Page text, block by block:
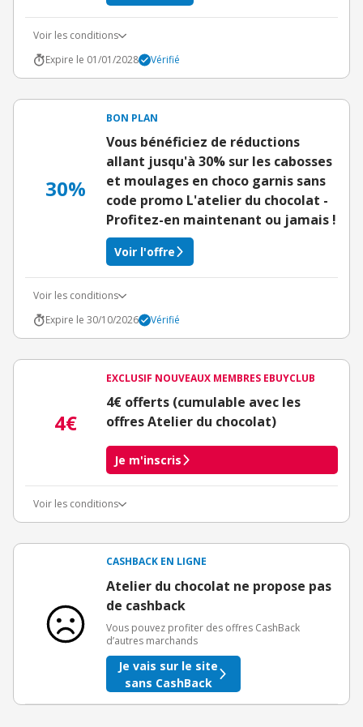
Voir les conditions
Expire le 01/01/2028
Vérifié
30%
BON PLAN
Vous bénéficiez de réductions
allant jusqu'à 30% sur les cabosses
et moulages en choco garnis sans
code promo L'atelier du chocolat -
Profitez-en maintenant ou jamais !
Voir l'offre
Voir les conditions
Expire le 30/10/2026
Vérifié
4€
EXCLUSIF NOUVEAUX MEMBRES EBUYCLUB
4€ offerts (cumulable avec les
offres Atelier du chocolat)
Je m'inscris
Voir les conditions
3€ de bienvenue crédités immédiatement + 1€ supplémentaire
Offre réservée à une toute première inscription chez eBuyClub.
CASHBACK EN LIGNE
Atelier du chocolat ne propose pas
de cashback
Vous pouvez profiter des offres CashBack
d’autres marchands
Je vais sur le site
sans CashBack